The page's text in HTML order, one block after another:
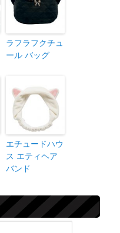
ラフラフクチュ
ール バッグ
エチュードハウ
ス エティヘア
バンド